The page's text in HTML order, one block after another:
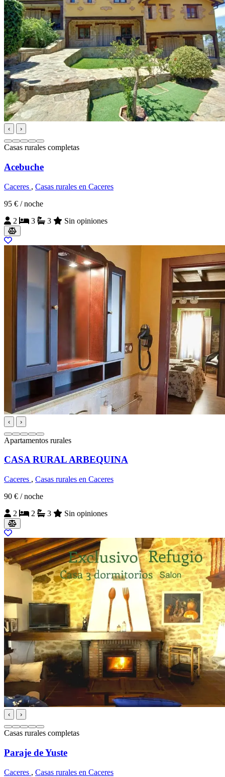
‹ ›
Casas rurales completas
Acebuche
Caceres , Casas rurales en Caceres
95 € / noche
2
3 3 Sin opiniones
‹ ›
Apartamentos rurales
CASA RURAL ARBEQUINA
Caceres , Casas rurales en Caceres
90 € / noche
2
2 3 Sin opiniones
‹ ›
Casas rurales completas
Paraje de Yuste
Caceres , Casas rurales en Caceres